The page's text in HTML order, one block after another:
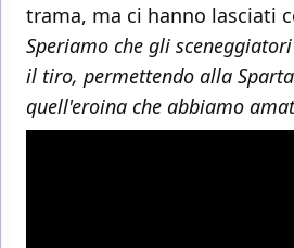
trama, ma ci hanno lasciati
Speriamo che gli
il tiro, permettendo alla
quell'eroina che abbiamo